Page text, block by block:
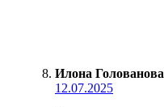
Илона Голованова
12.07.2025